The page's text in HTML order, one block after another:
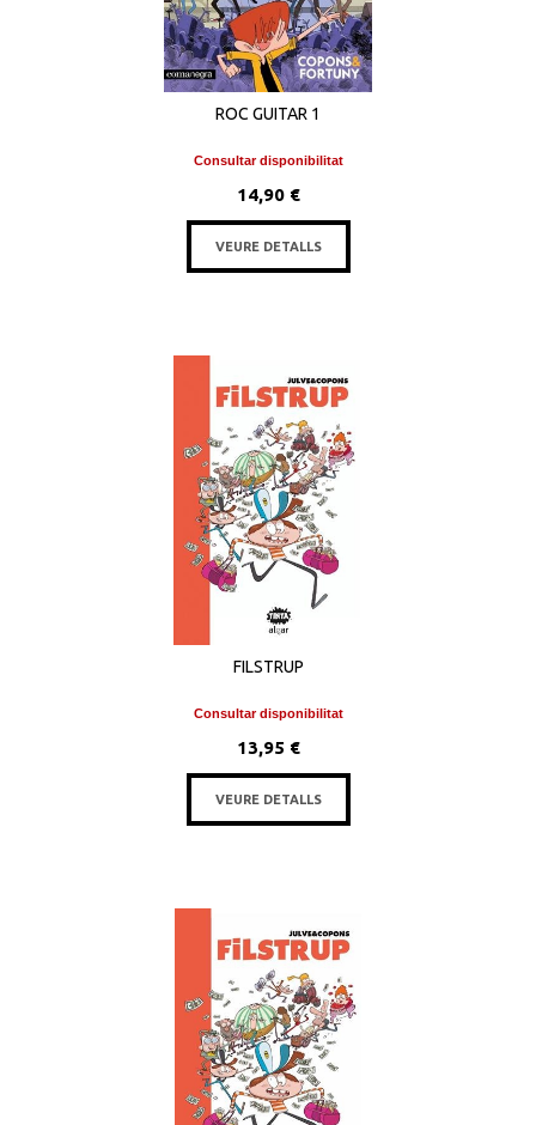
ROC GUITAR 1
Consultar disponibilitat
14,90 €
VEURE DETALLS
FILSTRUP
Consultar disponibilitat
13,95 €
VEURE DETALLS